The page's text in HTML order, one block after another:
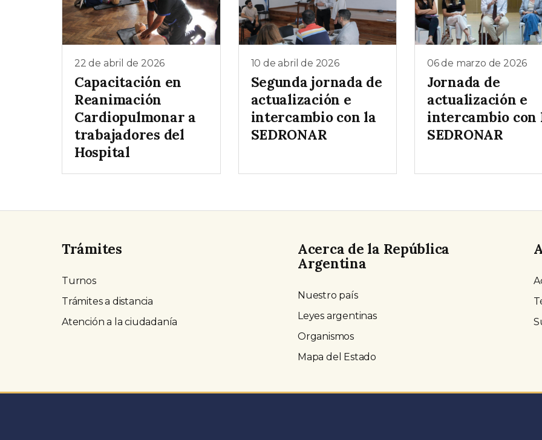
22 de abril de 2026
Capacitación en
Reanimación
Cardiopulmonar a
trabajadores del
Hospital
10 de abril de 2026
Segunda jornada de
actualización e
intercambio con la
SEDRONAR
06 de marzo de 2026
Jornada de
actualización e
intercambio con
SEDRONAR
Trámites
Turnos
Trámites a distancia
Atención a la ciudadanía
Acerca de la República
Argentina
Nuestro país
Leyes argentinas
Organismos
Mapa del Estado